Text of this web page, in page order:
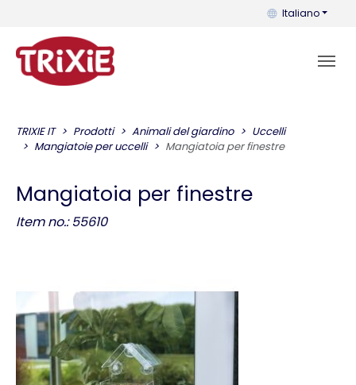
Puoi cambiare
Italiano
TRIXIE IT Prodotti Animali del giardino
Uccelli
Mangiatoie per uccelli
Mangiatoia per finestre
Mangiatoia per finestre
Item no.: 55610